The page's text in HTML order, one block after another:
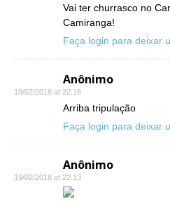
Vai ter churrasco no
Camiranga!
Faça login para deixar
Anônimo
19/02/2018 at 22:16
Arriba tripulação
Faça login para deixar
Anônimo
19/02/2018 at 22:13